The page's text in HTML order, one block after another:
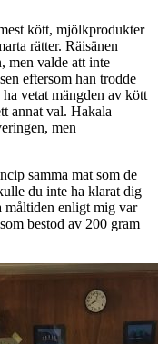
kött, mjölkprodukter
rätter. Räisänen
men valde att inte
eftersom han trodde
vetat mängden av kött
annat val. Hakala
men
samma mat som de
du inte ha klarat dig
måltiden enligt mig var
bestod av 200 gram